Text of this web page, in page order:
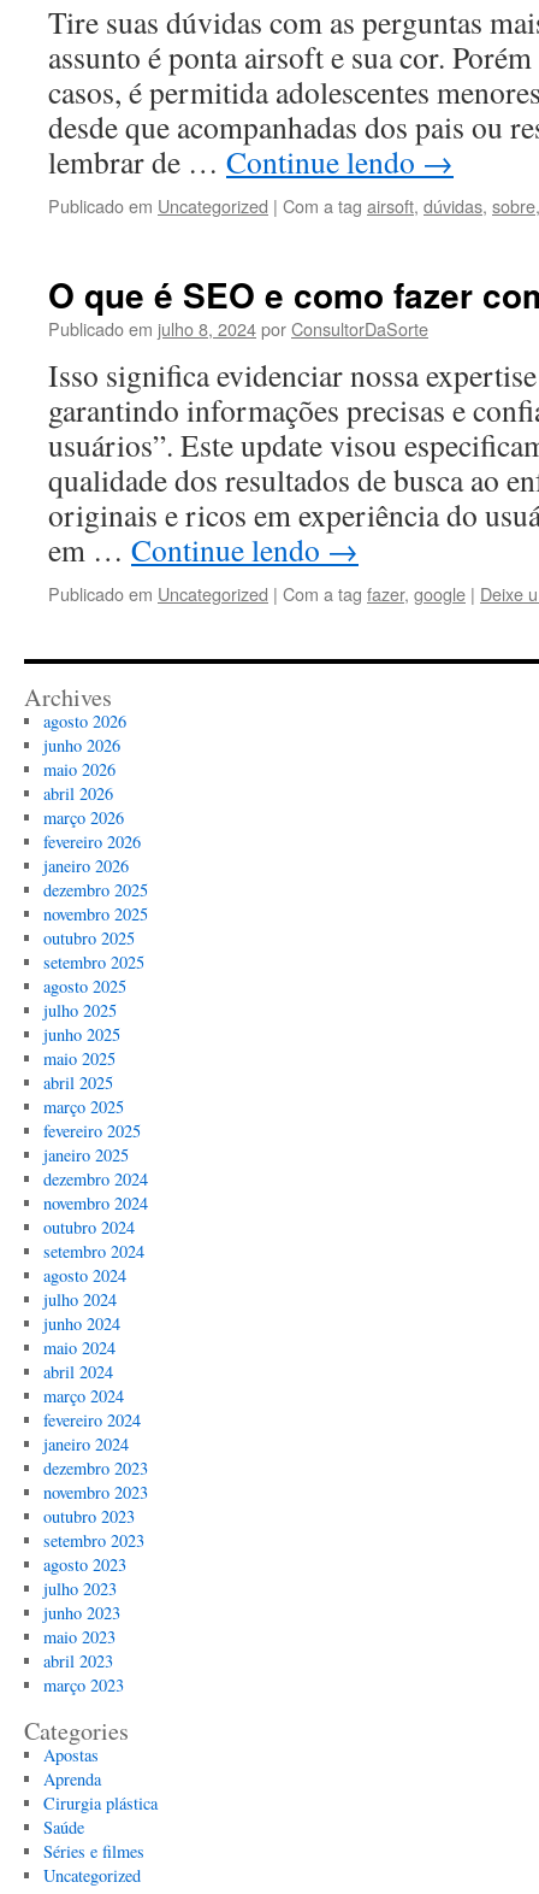
Tire suas dúvidas com as perguntas
assunto é ponta airsoft e sua cor.
casos, é permitida adolescentes
desde que acompanhadas dos pais ou
lembrar de … Continue lendo →
Publicado em Uncategorized | Com a tag airsoft, dúvidas, sobre
O que é SEO e como fazer
Publicado em julho 8, 2024porConsultorDaSorte
Isso significa evidenciar nossa
garantindo informações precisas e
usuários”. Este update visou
qualidade dos resultados de busca ao
originais e ricos em experiência do
em … Continue lendo →
Publicado em Uncategorized | Com a tag fazer, google | Deixe
Archives
agosto 2026
junho 2026
maio 2026
abril 2026
março 2026
fevereiro 2026
janeiro 2026
dezembro 2025
novembro 2025
outubro 2025
setembro 2025
agosto 2025
julho 2025
junho 2025
maio 2025
abril 2025
março 2025
fevereiro 2025
janeiro 2025
dezembro 2024
novembro 2024
outubro 2024
setembro 2024
agosto 2024
julho 2024
junho 2024
maio 2024
abril 2024
março 2024
fevereiro 2024
janeiro 2024
dezembro 2023
novembro 2023
outubro 2023
setembro 2023
agosto 2023
julho 2023
junho 2023
maio 2023
abril 2023
março 2023
Categories
Apostas
Aprenda
Cirurgia plástica
Saúde
Séries e filmes
Uncategorized